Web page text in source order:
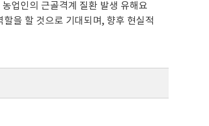
업인의 근골격계 질환 발생 유해요
을 할 것으로 기대되며, 향후 현실적